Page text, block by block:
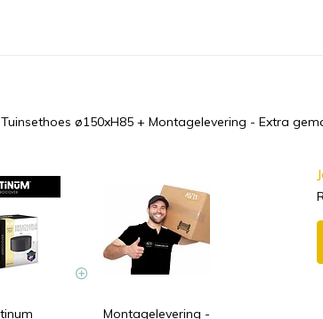
ø150xH85 + Montagelevering - Extra
Montagelevering -